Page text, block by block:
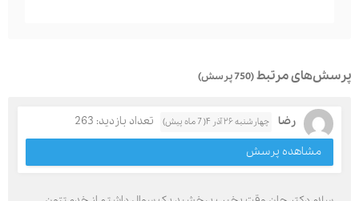
پرسش‌های مرتبط(750 پرسش)
رضا چهارشنبه ۲۶ آذر ۴( 7 ماه پیش)
تعداد بازدید: 263
مشاهده پرسش